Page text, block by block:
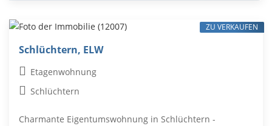
Schlüchtern, ELW
Etagenwohnung
Schlüchtern
Charmante Eigentumswohnung in Schlüchtern -
ZU VERKAUFEN